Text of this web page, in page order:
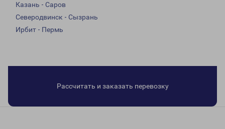
Казань - Саров
Северодвинск - Сызрань
Ирбит - Пермь
Рассчитать и заказать перевозку